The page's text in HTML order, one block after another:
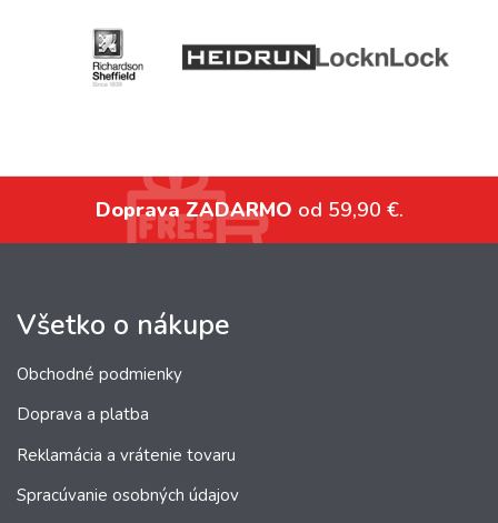
Doprava ZADARMO od 59,90 €.
Všetko o nákupe
Obchodné podmienky
Doprava a platba
Reklamácia a vrátenie tovaru
Spracúvanie osobných údajov